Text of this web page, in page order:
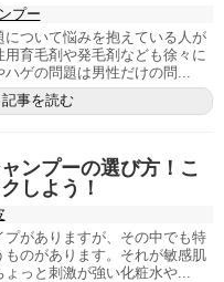
プー
ついて悩みを抱えている人が
育毛剤や発毛剤なども徐々に
ゲの問題は男性だけの問...
記事を読む
ンプーの選び方！こ
しよう！
プがありますが、その中でも特
ものがあります。それが敏感肌
っと刺激が強い化粧水や...